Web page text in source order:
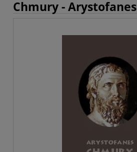
Chmury - Arystofanes